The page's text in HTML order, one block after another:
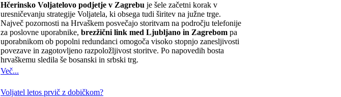
Hčerinsko Voljatelovo podjetje v Zagrebu je šele začetni korak v
uresničevanju strategije Voljatela, ki obsega tudi širitev na južne trge.
Največ pozornosti na Hrvaškem posvečajo storitvam na področju telefonije
za poslovne uporabnike, brezžični link med Ljubljano in Zagrebom pa
uporabnikom ob popolni redundanci omogoča visoko stopnjo zanesljivosti
povezave in zagotovljeno razpoložljivost storitve. Po napovedih bosta
hrvaškemu sledila še bosanski in srbski trg.
Več...
Voljatel letos prvič z dobičkom?